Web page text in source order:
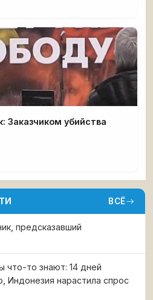
Заказчиком убийства
ВСЁ
предсказавший
что-то знают: 14 дней
Индонезия нарастила спрос